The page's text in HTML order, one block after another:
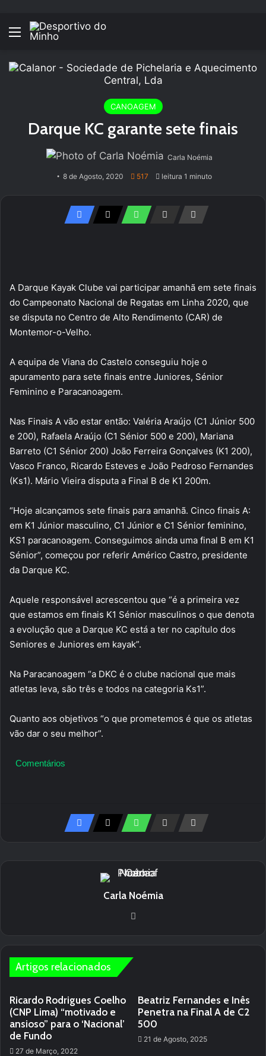
Menu
CANOAGEM
Darque KC garante sete finais
Carla Noémia
8 de Agosto, 2020 517 leitura 1 minuto
A Darque Kayak Clube vai participar amanhã em sete finais
do Campeonato Nacional de Regatas em Linha 2020, que
se disputa no Centro de Alto Rendimento (CAR) de
Montemor-o-Velho.
A equipa de Viana do Castelo conseguiu hoje o
apuramento para sete finais entre Juniores, Sénior
Feminino e Paracanoagem.
Nas Finais A vão estar então: Valéria Araújo (C1 Júnior 500
e 200), Rafaela Araújo (C1 Sénior 500 e 200), Mariana
Barreto (C1 Sénior 200) João Ferreira Gonçalves (K1 200),
Vasco Franco, Ricardo Esteves e João Pedroso Fernandes
(Ks1). Mário Vieira disputa a Final B de K1 200m.
“Hoje alcançamos sete finais para amanhã. Cinco finais A:
em K1 Júnior masculino, C1 Júnior e C1 Sénior feminino,
KS1 paracanoagem. Conseguimos ainda uma final B em K1
Sénior”, começou por referir Américo Castro, presidente
da Darque KC.
Aquele responsável acrescentou que “é a primeira vez
que estamos em finais K1 Sénior masculinos o que denota
a evolução que a Darque KC está a ter no capítulo dos
Seniores e Juniores em kayak”.
Na Paracanoagem “a DKC é o clube nacional que mais
atletas leva, são três e todos na categoria Ks1”.
Quanto aos objetivos “o que prometemos é que os atletas
vão dar o seu melhor”.
Comentários
Carla Noémia
Artigos relacionados
Ricardo Rodrigues Coelho
(CNP Lima) “motivado e
ansioso” para o ‘Nacional’
de Fundo
27 de Março, 2022
Beatriz Fernandes e Inês
Penetra na Final A de C2
500
21 de Agosto, 2025